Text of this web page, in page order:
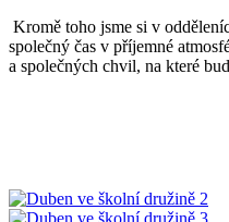
Kromě toho jsme si v
společný čas v příjemné
a společných chvil, na které